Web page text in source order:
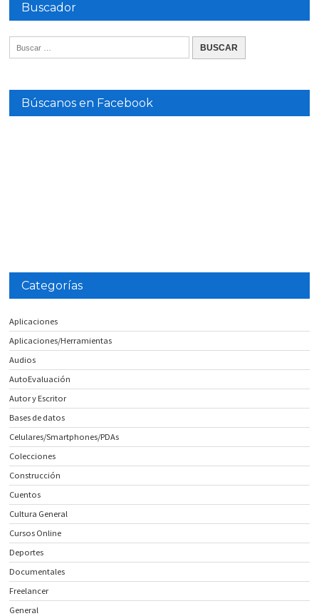
Buscador
Búscanos en Facebook
Categorías
Aplicaciones
Aplicaciones/Herramientas
Audios
AutoEvaluación
Autor y Escritor
Bases de datos
Celulares/Smartphones/PDAs
Colecciones
Construcción
Cuentos
Cultura General
Cursos Online
Deportes
Documentales
Freelancer
General